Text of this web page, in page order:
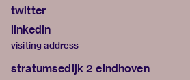
twitter
linkedin
visiting address
stratumsedijk 2 eindhoven